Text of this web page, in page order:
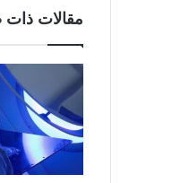
مقالات ذات